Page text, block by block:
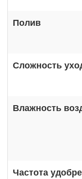
Полив
Сложность
Влажность
Частота